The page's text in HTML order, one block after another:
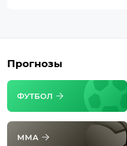
Прогнозы
ФУТБОЛ
ММА